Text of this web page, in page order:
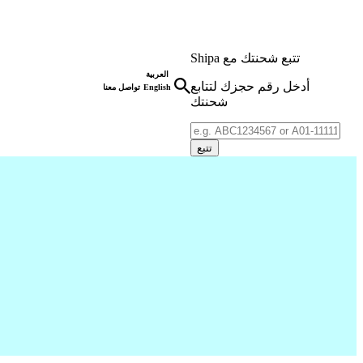
تواصل معنا
العربية
English
Shipa تتبع شحنتك مع
أدخل رقم حجزك لتتابع
شحنتك
تتبع